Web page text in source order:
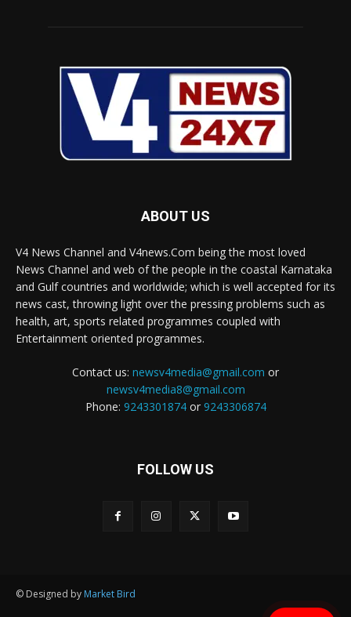
ABOUT US
V4 News Channel and V4news.Com being the most loved
News Channel and web of the people in the coastal Karnataka
and Gulf countries and worldwide; which is well accepted for its
news cast, throwing light over the pressing problems such as
health, art, sports related programmes coupled with
Entertainment oriented programmes.
Contact us: newsv4media@gmail.com or
newsv4media8@gmail.com
Phone: 9243301874or 9243306874
FOLLOW US
© Designed by Market Bird